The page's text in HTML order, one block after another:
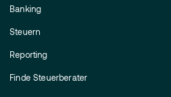
Banking
Steuern
Reporting
Finde Steuerberater